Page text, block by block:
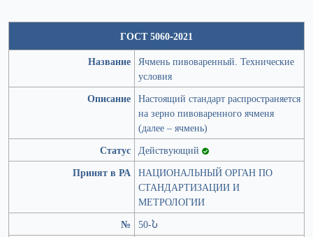
ГОСТ 5060-2021
Название Ячмень пивоваренный. Технические
условия
Описание Настоящий стандарт распространяется
на зерно пивоваренного ячменя
(далее – ячмень)
Статус Действующий
Принят в РА НАЦИОНАЛЬНЫЙ ОРГАН ПО
СТАНДАРТИЗАЦИИ И
МЕТРОЛОГИИ
№
50-Ն